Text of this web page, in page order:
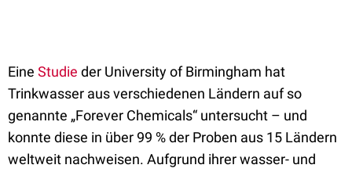
Eine Studie der University of Birmingham hat
Trinkwasser aus verschiedenen Ländern auf so
genannte „Forever Chemicals“ untersucht – und
konnte diese in über 99 % der Proben aus 15 Ländern
weltweit nachweisen. Aufgrund ihrer wasser- und